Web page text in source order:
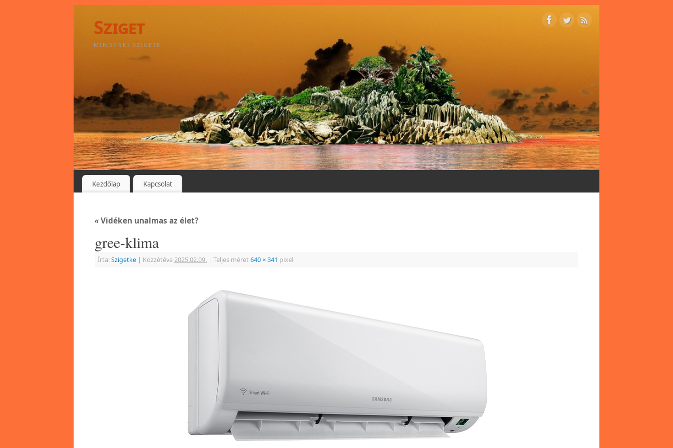
Sziget
MINDENKI SZIGETE
Kezdőlap Kapcsolat
«Vidéken unalmas az élet?
gree-klima
Írta:Szigetke | Közzétéve2025.02.09. | Teljes méret 640 × 341 pixel